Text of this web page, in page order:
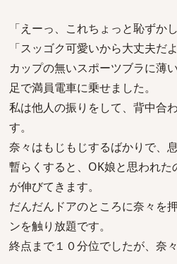
「えーっ、これちょっと恥ずか
「スッゴク可愛いから大丈夫だよ
カップの無いスポーツブラに薄
足で満員電車に乗せました。
私は他人の振りをして、背中合
す。
奈々はもじもじするばかりで、
暫らくすると、OK娘と思われ
が伸びてきます。
だんだんドアのところに奈々を
ンを触り放題です。
終点まで１０分位でしたが、奈